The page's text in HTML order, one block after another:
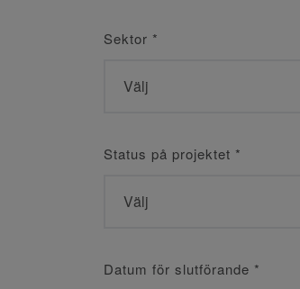
Sektor *
Status på projektet *
Datum för slutförande *